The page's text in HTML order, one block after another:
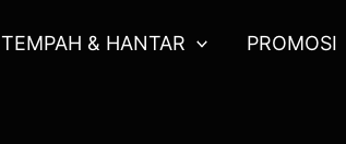
TEMPAH & HANTAR PROMOSI